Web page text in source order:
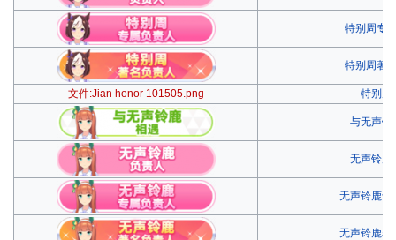
特别周专
特别周著
文件:Jian honor 101505.png 特别周
与无声铃
无声铃鹿
无声铃鹿专
无声铃鹿著